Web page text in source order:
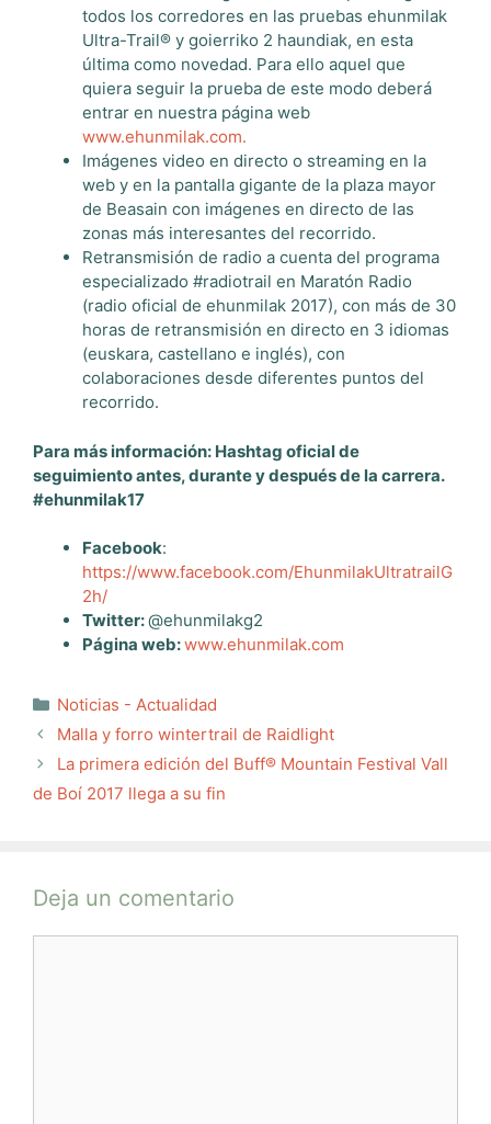
todos los corredores en las pruebas ehunmilak
Ultra-Trail® y goierriko 2 haundiak, en esta
última como novedad. Para ello aquel que
quiera seguir la prueba de este modo deberá
entrar en nuestra página web
www.ehunmilak.com.
Imágenes video en directo o streaming en la
web y en la pantalla gigante de la plaza mayor
de Beasain con imágenes en directo de las
zonas más interesantes del recorrido.
Retransmisión de radio a cuenta del programa
especializado #radiotrail en Maratón Radio
(radio oficial de ehunmilak 2017), con más de 30
horas de retransmisión en directo en 3 idiomas
(euskara, castellano e inglés), con
colaboraciones desde diferentes puntos del
recorrido.
Para más información: Hashtag oficial de
seguimiento antes, durante y después de la carrera.
#ehunmilak17
Facebook:
https://www.facebook.com/EhunmilakUltratrailG
2h/
Twitter:@ehunmilakg2
Página web:www.ehunmilak.com
Categorías
Noticias - Actualidad
Malla y forro wintertrail de Raidlight
La primera edición del Buff® Mountain Festival Vall
de Boí 2017 llega a su fin
Deja un comentario